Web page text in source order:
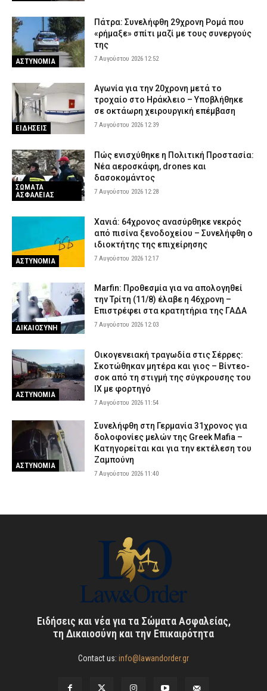
ΑΣΤΥΝΟΜΙΑ
Πάτρα: Συνελήφθη 29χρονη Ρομά που
«ρήμαξε» σπίτι μαζί με τους συνεργούς
της
7 Αυγούστου 2026 12:52
ΕΙΔΗΣΕΙΣ
Αγωνία για την 20χρονη μετά το
τροχαίο στο Ηράκλειο – Υποβλήθηκε
σε οκτάωρη χειρουργική επέμβαση
7 Αυγούστου 2026 12:39
ΣΩΜΑΤΑ
ΑΣΦΑΛΕΙΑΣ
Πώς ενισχύθηκε η Πολιτική Προστασία:
Νέα αεροσκάφη, drones και
δασοκομάντος
7 Αυγούστου 2026 12:28
ΑΣΤΥΝΟΜΙΑ
Χανιά: 64χρονος ανασύρθηκε νεκρός
από πισίνα ξενοδοχείου – Συνελήφθη ο
ιδιοκτήτης της επιχείρησης
7 Αυγούστου 2026 12:17
ΔΙΚΑΙΟΣΥΝΗ
Marfin: Προθεσμία για να απολογηθεί
την Τρίτη (11/8) έλαβε η 46χρονη –
Επιστρέφει στα κρατητήρια της ΓΑΔΑ
7 Αυγούστου 2026 12:03
ΑΣΤΥΝΟΜΙΑ
Οικογενειακή τραγωδία στις Σέρρες:
Σκοτώθηκαν μητέρα και γιος – Βίντεο-
σοκ από τη στιγμή της σύγκρουσης του
ΙΧ με φορτηγό
7 Αυγούστου 2026 11:54
ΑΣΤΥΝΟΜΙΑ
Συνελήφθη στη Γερμανία 31χρονος για
δολοφονίες μελών της Greek Mafia –
Κατηγορείται και για την εκτέλεση του
Ζαμπούνη
7 Αυγούστου 2026 11:40
Ειδήσεις και νέα για τα Σώματα Ασφαλείας,
τη Δικαιοσύνη και την Επικαιρότητα
Contact us: info@lawandorder.gr